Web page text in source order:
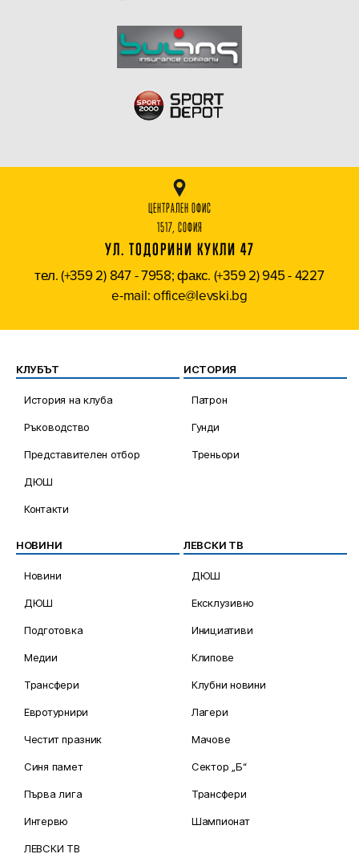
ЦЕНТРАЛЕН ОФИС
1517, СОФИЯ
УЛ. ТОДОРИНИ КУКЛИ 47
тел. (+359 2) 847 - 7958; факс. (+359 2) 945 - 4227
e-mail: office@levski.bg
КЛУБЪТ
История на клуба
Ръководство
Представителен отбор
ДЮШ
Контакти
ИСТОРИЯ
Патрон
Гунди
Треньори
НОВИНИ
Новини
ДЮШ
Подготовка
Медии
Трансфери
Евротурнири
Честит празник
Синя памет
Първа лига
Интервю
ЛЕВСКИ ТВ
ЛЕВСКИ ТВ
ДЮШ
Ексклузивно
Инициативи
Клипове
Клубни новини
Лагери
Мачове
Сектор „Б“
Трансфери
Шампионат